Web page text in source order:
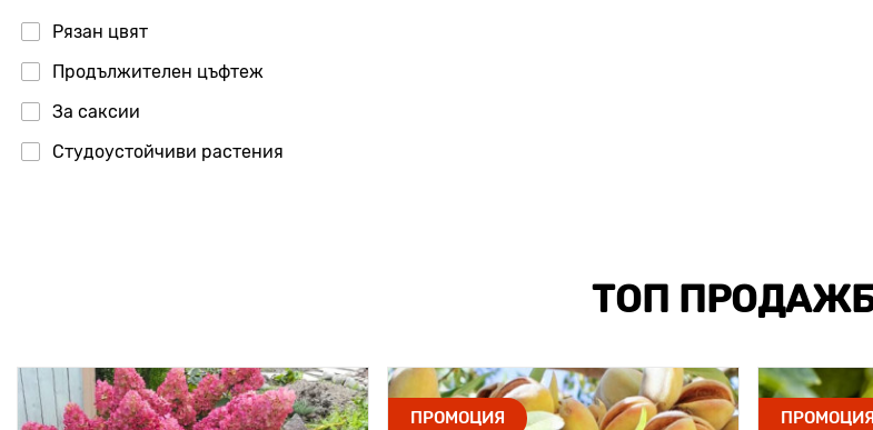
Рязан цвят
Продължителен цъфтеж
За саксии
Студоустойчиви растения
ТОП
ПРОМОЦИЯ ПРОМОЦИЯ